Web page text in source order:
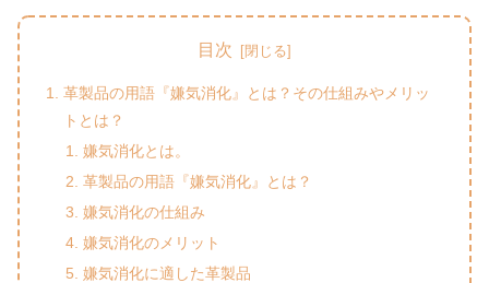
目次
革製品の用語『嫌気消化』とは？その仕組みやメリッ
トとは？
嫌気消化とは。
革製品の用語『嫌気消化』とは？
嫌気消化の仕組み
嫌気消化のメリット
嫌気消化に適した革製品